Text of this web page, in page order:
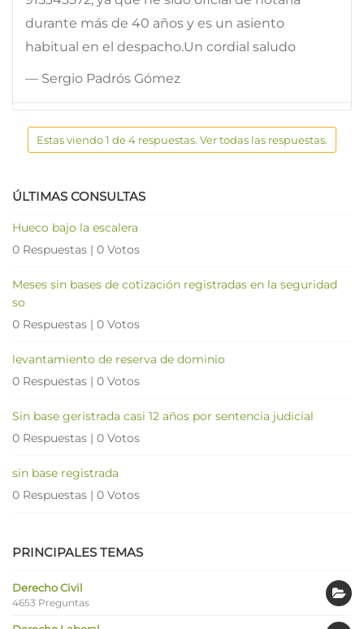
durante más de 40 años y es un asiento
habitual en el despacho.Un cordial saludo
— Sergio Padrós Gómez
Estas viendo 1 de 4 respuestas. Ver todas las respuestas.
ÚLTIMAS CONSULTAS
Hueco bajo la escalera
0 Respuestas | 0 Votos
Meses sin bases de cotización registradas en la seguridad
so
0 Respuestas | 0 Votos
levantamiento de reserva de dominio
0 Respuestas | 0 Votos
Sin base geristrada casi 12 años por sentencia judicial
0 Respuestas | 0 Votos
sin base registrada
0 Respuestas | 0 Votos
PRINCIPALES TEMAS
Derecho Civil
4653 Preguntas